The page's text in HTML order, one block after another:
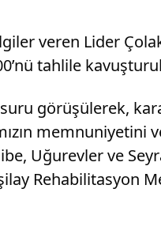
veren Lider
tahlile
görüşülerek,
Uğurevler ve
Rehabilitasyon